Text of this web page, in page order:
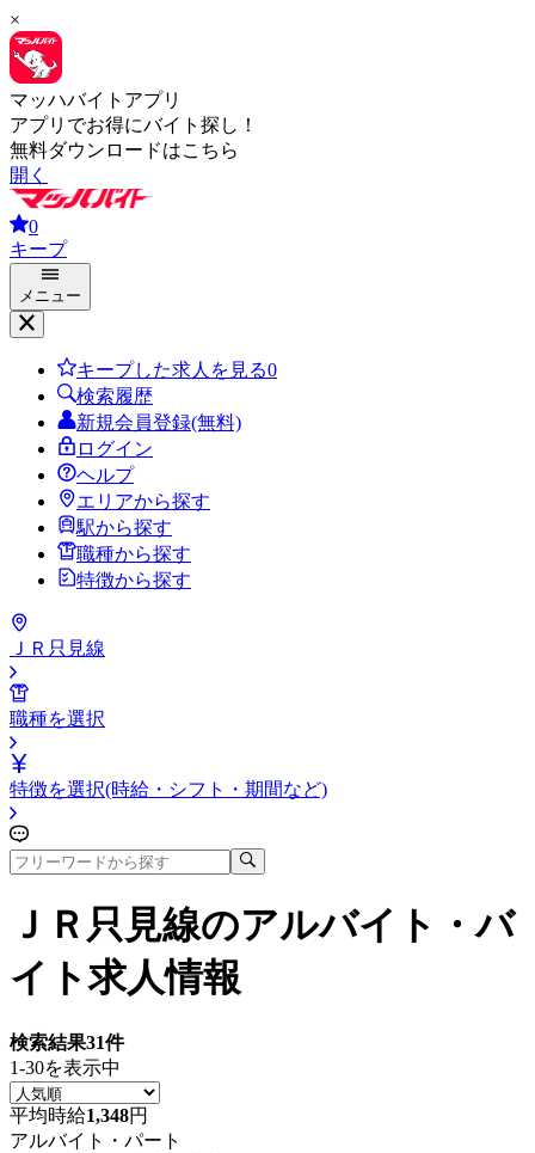
×
マッハバイトアプリ
アプリでお得にバイト探し！
無料ダウンロードはこちら
開く
0
キープ
メニュー
キープした求人を見る0
検索履歴
新規会員登録(無料)
ログイン
ヘルプ
エリアから探す
駅から探す
職種から探す
特徴から探す
ＪＲ只見線
職種を選択
特徴を選択(時給・シフト・期間など)
ＪＲ只見線のアルバイト・バ
イト求人情報
検索結果31件
1-30を表示中
平均時給1,348円
アルバイト・パート